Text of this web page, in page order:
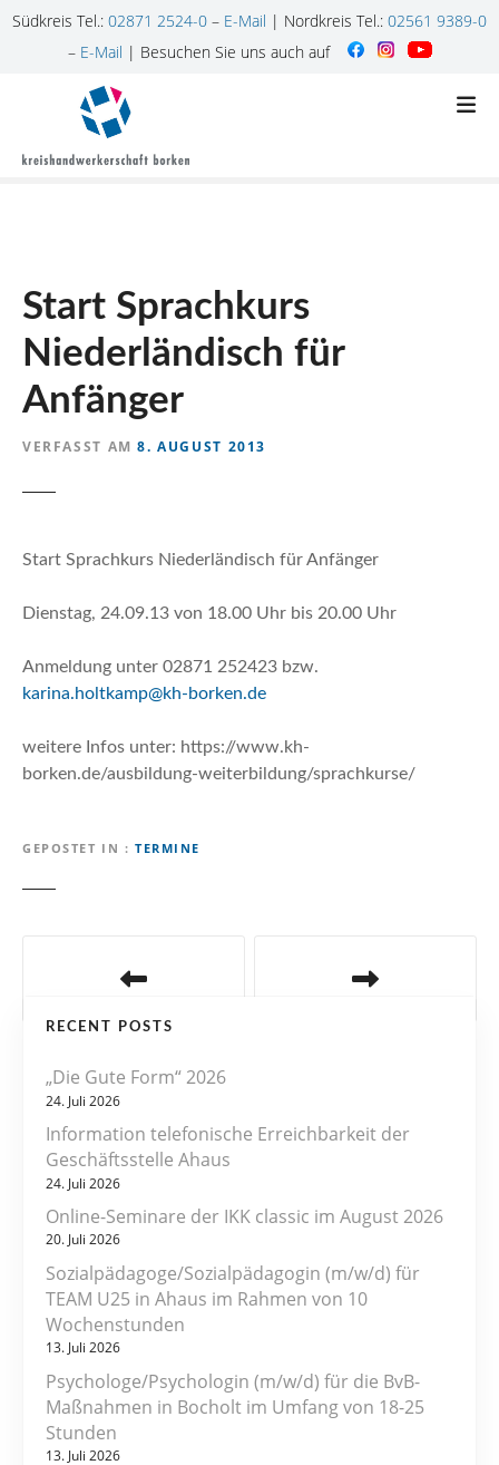
Südkreis Tel.: 02871 2524-0 – E-Mail | Nordkreis Tel.: 02561 9389-0
– E-Mail | Besuchen Sie uns auch auf
Start Sprachkurs
Niederländisch für
Anfänger
VERFASST AM 8. AUGUST 2013
Start Sprachkurs Niederländisch für Anfänger
Dienstag, 24.09.13 von 18.00 Uhr bis 20.00 Uhr
Anmeldung unter 02871 252423 bzw.
karina.holtkamp@kh-borken.de
weitere Infos unter: https://www.kh-
borken.de/ausbildung-weiterbildung/sprachkurse/
GEPOSTET IN TERMINE
RECENT POSTS
„Die Gute Form“ 2026
24. Juli 2026
Information telefonische Erreichbarkeit der
Geschäftsstelle Ahaus
24. Juli 2026
Online-Seminare der IKK classic im August 2026
20. Juli 2026
Sozialpädagoge/Sozialpädagogin (m/w/d) für
TEAM U25 in Ahaus im Rahmen von 10
Wochenstunden
13. Juli 2026
Psychologe/Psychologin (m/w/d) für die BvB-
Maßnahmen in Bocholt im Umfang von 18-25
Stunden
13. Juli 2026